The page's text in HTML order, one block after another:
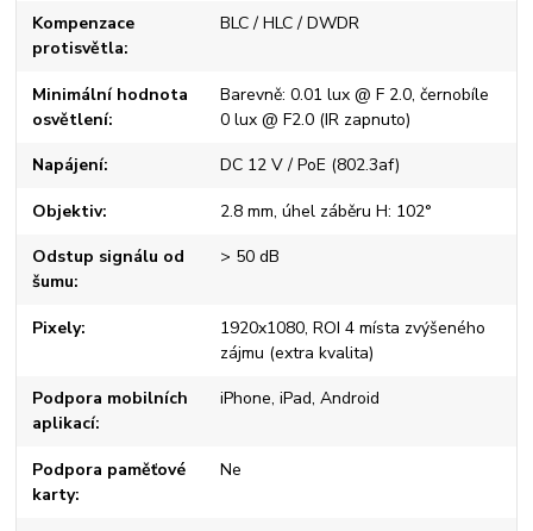
Kompenzace
protisvětla
BLC / HLC / DWDR
Minimální hodnota
osvětlení
Barevně: 0.01 lux @ F 2.0, černobíle
0 lux @ F2.0 (IR zapnuto)
Napájení DC 12 V / PoE (802.3af)
Objektiv 2.8 mm, úhel záběru H: 102°
Odstup signálu od
šumu
> 50 dB
Pixely
1920x1080, ROI 4 místa zvýšeného
zájmu (extra kvalita)
Podpora mobilních
aplikací
iPhone, iPad, Android
Podpora paměťové
karty
Ne